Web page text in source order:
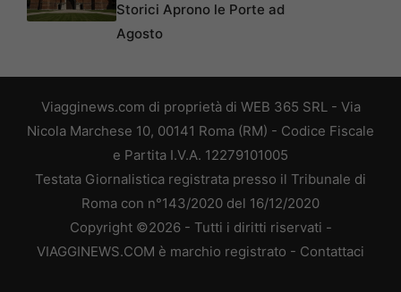
Storici Aprono le Porte ad
Agosto
Viagginews.com di proprietà di WEB 365 SRL - Via
Nicola Marchese 10, 00141 Roma (RM) - Codice Fiscale
e Partita I.V.A. 12279101005
Testata Giornalistica registrata presso il Tribunale di
Roma con n°143/2020 del 16/12/2020
Copyright ©2026 - Tutti i diritti riservati -
VIAGGINEWS.COM è marchio registrato - Contattaci